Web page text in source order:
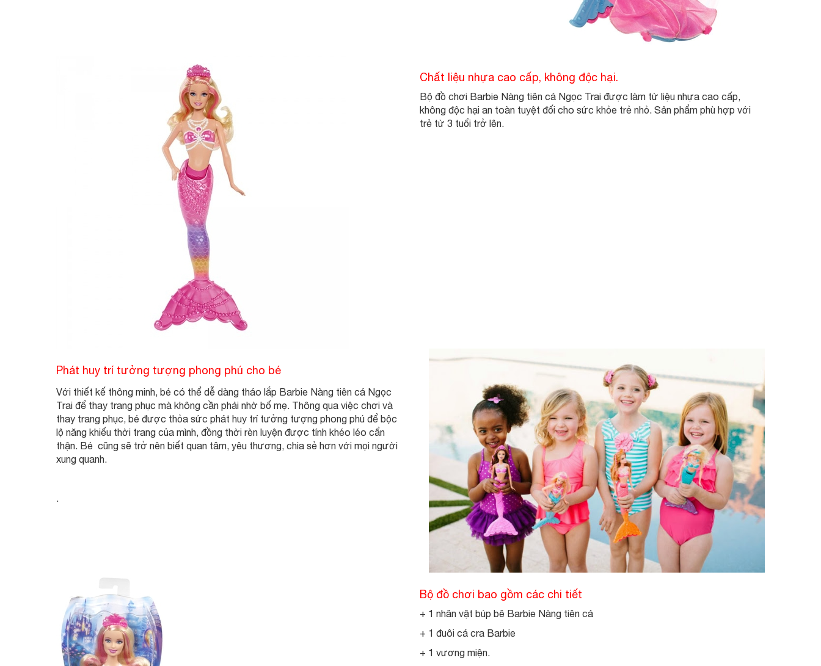
Chất liệu nhựa cao cấp, không độc hại.
Bộ đồ chơi Barbie Nàng tiên cá Ngọc Trai được làm từ liệu nhựa cao cấp,
không độc hại an toàn tuyệt đối cho sức khỏe trẻ nhỏ. Sản phẩm phù hợp với
trẻ từ 3 tuổi trở lên.
Phát huy trí tưởng tượng phong phú cho bé
Với thiết kế thông minh, bé có thể dễ dàng tháo lắp Barbie Nàng tiên cá Ngọc
Trai để thay trang phục mà không cần phải nhờ bố mẹ. Thông qua việc chơi và
thay trang phục, bé được thỏa sức phát huy trí tưởng tượng phong phú để bộc
lộ năng khiếu thời trang của mình, đồng thời rèn luyện được tính khéo léo cẩn
thận. Bé cũng sẽ trở nên biết quan tâm, yêu thương, chia sẻ hơn với mọi người
xung quanh.
.
Bộ đồ chơi bao gồm các chi tiết
+ 1 nhân vật búp bê Barbie Nàng tiên cá
+ 1 đuôi cá cra Barbie
+ 1 vương miện.